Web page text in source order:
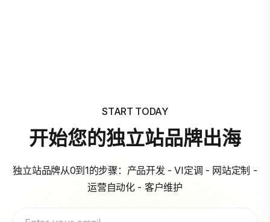
START TODAY
开始您的独立站品牌出海
独立站品牌从0到1的步骤：产品开发 - VI定调 - 网站定制 -
运营自动化 - 客户维护